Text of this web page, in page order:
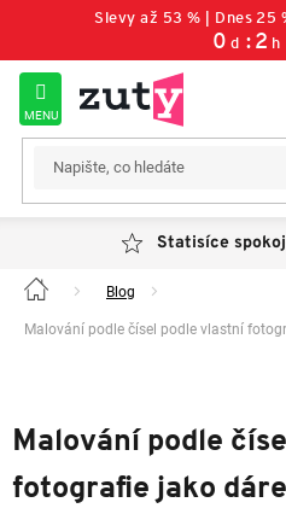
Slevy až 53 % | Dnes 25
0 d :2 h
Statisíce
Domů Blog
Malování podle čísel podle vlastní
Malování podle
fotografie jako